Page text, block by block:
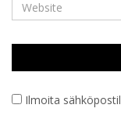
Ilmoita